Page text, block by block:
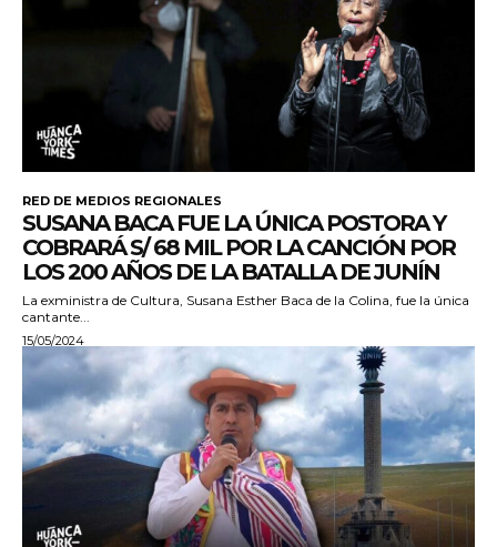
RED DE MEDIOS REGIONALES
SUSANA BACA FUE LA ÚNICA POSTORA Y
COBRARÁ S/ 68 MIL POR LA CANCIÓN POR
LOS 200 AÑOS DE LA BATALLA DE JUNÍN
La exministra de Cultura, Susana Esther Baca de la Colina, fue la única
cantante...
15/05/2024